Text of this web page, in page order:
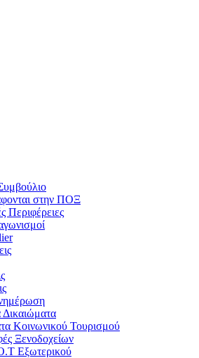
στην ΠΟΞ
Περιφέρειες
Κοινωνικού Τουρισμού
Ξενοδοχείων
Εξωτερικού